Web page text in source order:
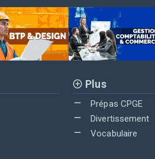
Plus
Prépas CPGE
Divertissement
Vocabulaire